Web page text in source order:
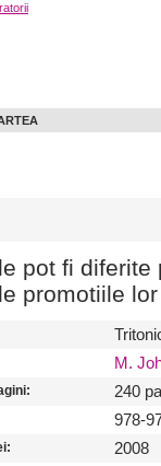
pot fi
promotiile
M.
240
978-
2008